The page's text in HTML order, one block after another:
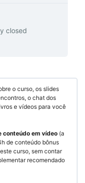
closed
o curso, os slides
o chat dos
e vídeos para você
conteúdo em vídeo (a
de conteúdo bônus
curso, sem contar
recomendado